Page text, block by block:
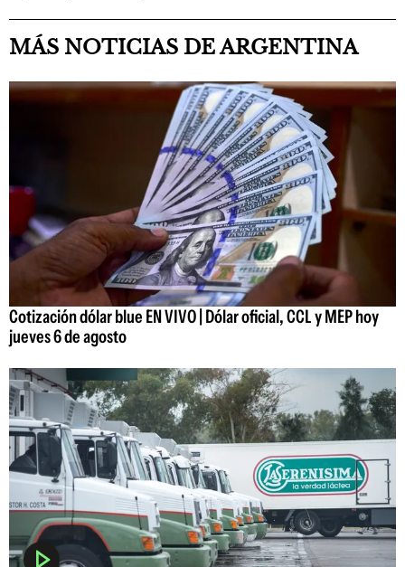
MÁS NOTICIAS DE ARGENTINA
Cotización dólar blue EN VIVO | Dólar oficial, CCL y MEP hoy
jueves 6 de agosto